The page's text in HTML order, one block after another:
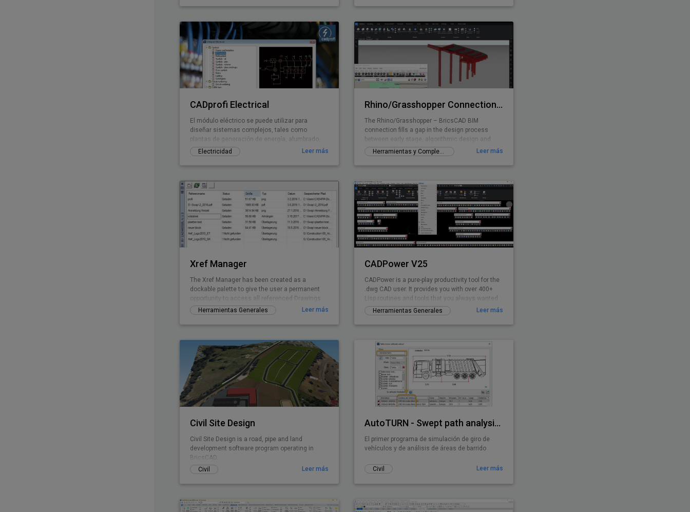
incluye muchas funcionalidades no vistas
CADprofi Electrical
El módulo eléctrico se puede utilizar para
diseñar sistemas complejos, tales como
plantas de generación de energía, alumbrado,
baja tensión, telecomunicaciones, seguridad e
instalaciones de la antena. El software contiene
muchísimos símbolos sobre la base de los
interruptores, etc. La aplicación proporciona un
medio fácil de diseñar el cableado y conductos.
Entre sus características más útiles son la
numeración automática (frente) del circuito, y
un có
Electricidad Leer más
Rhino/Grasshopper Connection for BricsCAD BIM
The Rhino/Grasshopper – BricsCAD BIM
connection fills a gap in the design process
between early stage, algorithmic design and
Building Information Modeling.
Herramientas y Complementos gratuitos Leer más
Xref Manager
The Xref Manager has been created as a
dockable palette to give the user a permanent
opportunity to access all referenced Drawings.
Herramientas Generales
Leer más
CADPower V25
CADPower is a pure-play productivity tool for the
.dwg CAD user. It provides you with over 400+
Lisp routines and tools that you always wanted
but found missin
Herramientas Generales Leer más
Civil Site Design
Civil Site Design is a road, pipe and land
development software program operating in
BricsCAD.
Civil
Leer más
AutoTURN - Swept path analysis software
El primer programa de simulación de giro de
vehículos y de análisis de áreas de barrido
Civil Leer más